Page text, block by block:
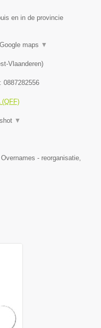
en in de provincie
Google maps ▼
Vlaanderen)
0887282556
(QFF)
▼
- reorganisatie,